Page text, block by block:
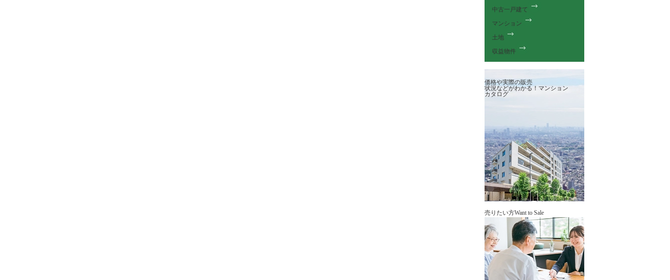
中古一戸建て
マンション
土地
収益物件
価格や実際の販売
状況などがわかる！ マンション
カタログ
売りたい方Want to Sale